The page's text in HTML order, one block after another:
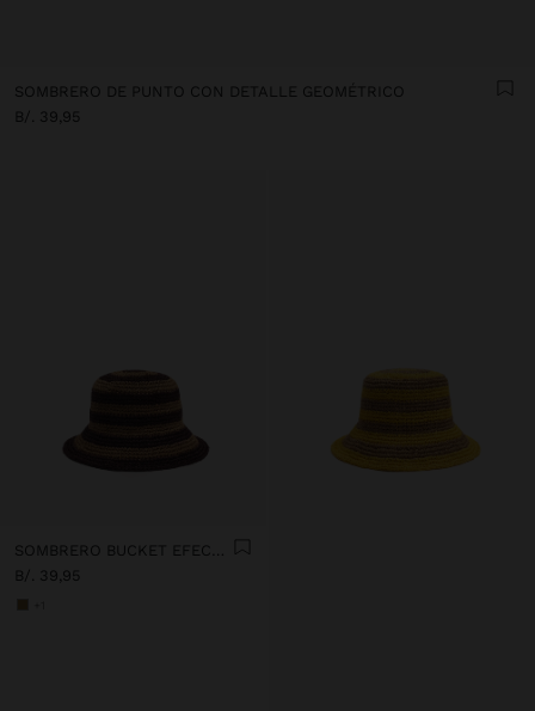
SOMBRERO DE PUNTO CON DETALLE GEOMÉTRICO
B/. 39,95
SOMBRERO BUCKET EFECTO RAFIA A RAYAS
B/. 39,95